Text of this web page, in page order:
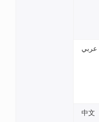
عربي
中文